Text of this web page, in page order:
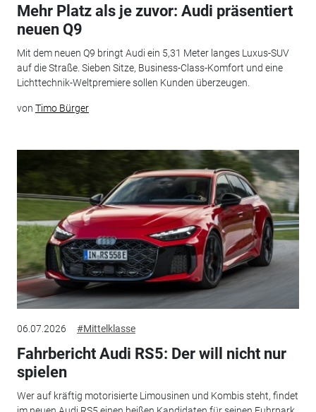
Mehr Platz als je zuvor: Audi präsentiert
neuen Q9
Mit dem neuen Q9 bringt Audi ein 5,31 Meter langes Luxus-SUV
auf die Straße. Sieben Sitze, Business-Class-Komfort und eine
Lichttechnik-Weltpremiere sollen Kunden überzeugen.
von Timo Bürger
06.07.2026 #Mittelklasse
Fahrbericht Audi RS5: Der will nicht nur
spielen
Wer auf kräftig motorisierte Limousinen und Kombis steht, findet